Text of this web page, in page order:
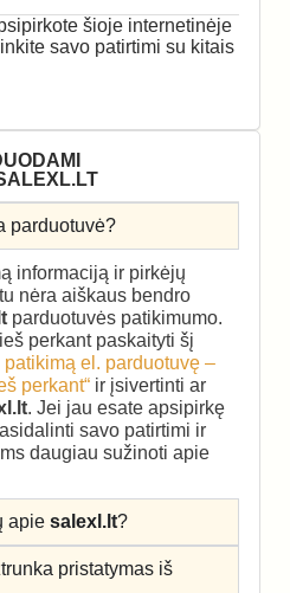
šioje internetinėje
savo patirtimi su kitais
parduotuvė?
informaciją ir pirkėjų
nėra aiškaus bendro
parduotuvės patikimumo.
perkant paskaityti šį
patikimą el. parduotuvę –
perkant“ ir įsivertinti ar
. Jei jau esate apsipirkę
savo patirtimi ir
daugiau sužinoti apie
apiesalexl.lt?
pristatymas iš